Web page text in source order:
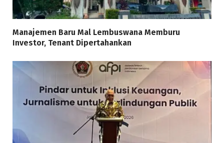
Manajemen Baru Mal Lembuswana Memburu
Investor, Tenant Dipertahankan